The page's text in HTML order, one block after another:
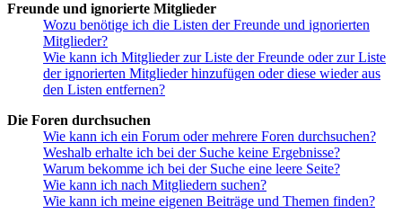
Freunde und ignorierte Mitglieder
Wozu benötige ich die Listen der Freunde und ignorierten
Mitglieder?
Wie kann ich Mitglieder zur Liste der Freunde oder zur Liste
der ignorierten Mitglieder hinzufügen oder diese wieder aus
den Listen entfernen?
Die Foren durchsuchen
Wie kann ich ein Forum oder mehrere Foren durchsuchen?
Weshalb erhalte ich bei der Suche keine Ergebnisse?
Warum bekomme ich bei der Suche eine leere Seite?
Wie kann ich nach Mitgliedern suchen?
Wie kann ich meine eigenen Beiträge und Themen finden?